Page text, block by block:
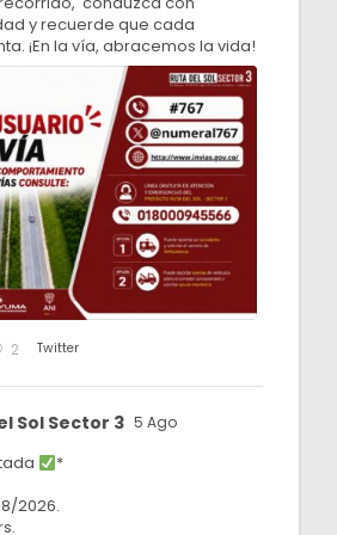
y recuerde que cada
¡En la vía, abracemos la vida!
2 Twitter
Sol Sector 3 5 Ago
*
2026.